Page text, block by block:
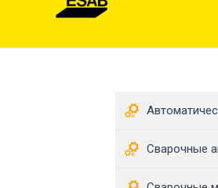
Сварочные